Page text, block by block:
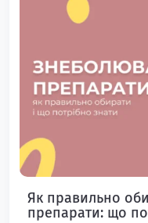
Як правильно
препарати: що